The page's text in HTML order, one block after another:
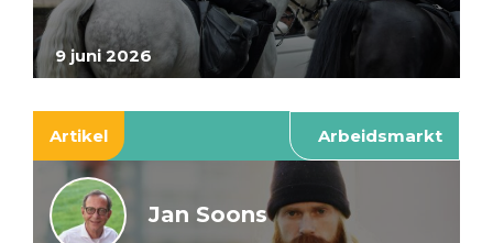
9 juni 2026
Artikel Arbeidsmarkt
Jan Soons